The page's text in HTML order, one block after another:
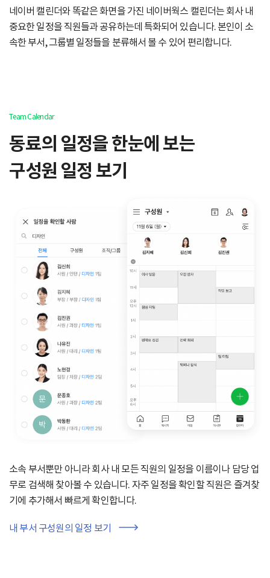
네이버 캘린더와 똑같은 화면을 가진 네이버웍스 캘린더는 회사 내
중요한 일정을 직원들과 공유하는데 특화되어 있습니다. 본인이 소
속한 부서, 그룹별 일정들을 분류해서 볼 수 있어 편리합니다.
Team Calendar
동료의 일정을 한눈에 보는
구성원 일정 보기
소속 부서뿐만 아니라 회사 내 모든 직원의 일정을 이름이나 담당 업
무로 검색해 찾아볼 수 있습니다. 자주 일정을 확인할 직원은 즐겨찾
기에 추가해서 빠르게 확인합니다.
내 부서 구성원의 일정 보기